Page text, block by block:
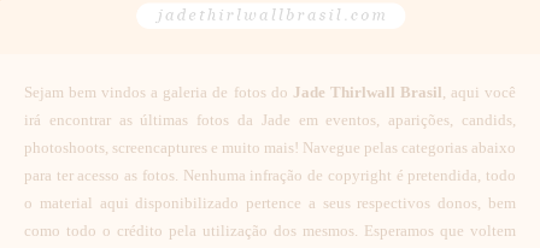
Sejam bem vindos a galeria de fotos do Jade Thirlwall Brasil, aqui você
irá encontrar as últimas fotos da Jade em eventos, aparições, candids,
photoshoots, screencaptures e muito mais! Navegue pelas categorias abaixo
para ter acesso as fotos. Nenhuma infração de copyright é pretendida, todo
o material aqui disponibilizado pertence a seus respectivos donos, bem
como todo o crédito pela utilização dos mesmos. Esperamos que voltem